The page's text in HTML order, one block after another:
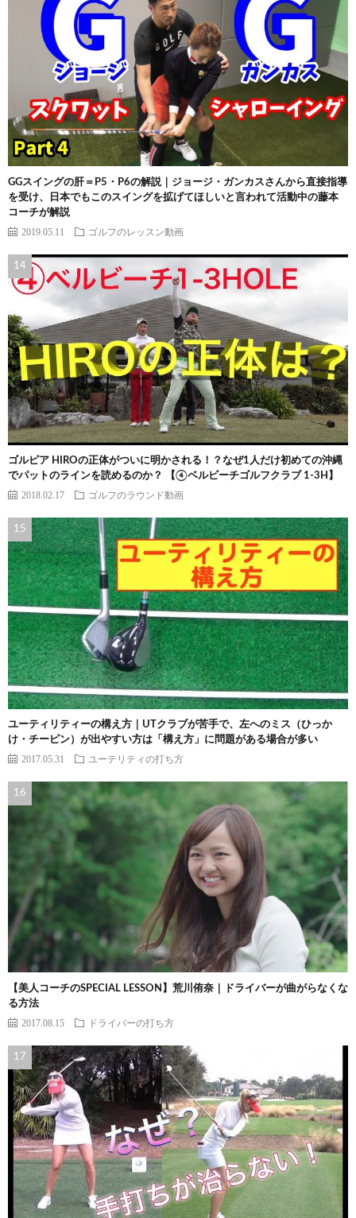
GGスイングの肝＝P5・P6の解説｜ジョージ・ガンカスさんから直接指導
を受け、日本でもこのスイングを拡げてほしいと言われて活動中の藤本
コーチが解説
2019.05.11 ゴルフのレッスン動画
ゴルピア HIROの正体がついに明かされる！？なぜ1人だけ初めての沖縄
でパットのラインを読めるのか？ 【④ベルビーチゴルフクラブ 1-3H】
2018.02.17 ゴルフのラウンド動画
ユーティリティーの構え方｜UTクラブが苦手で、左へのミス（ひっか
け・チーピン）が出やすい方は「構え方」に問題がある場合が多い
2017.05.31 ユーテリティの打ち方
【美人コーチのSPECIAL LESSON】荒川侑奈｜ドライバーが曲がらなくな
る方法
2017.08.15 ドライバーの打ち方